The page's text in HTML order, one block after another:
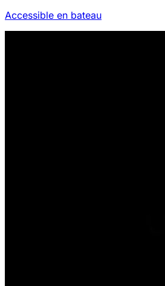
Accessible en bateau